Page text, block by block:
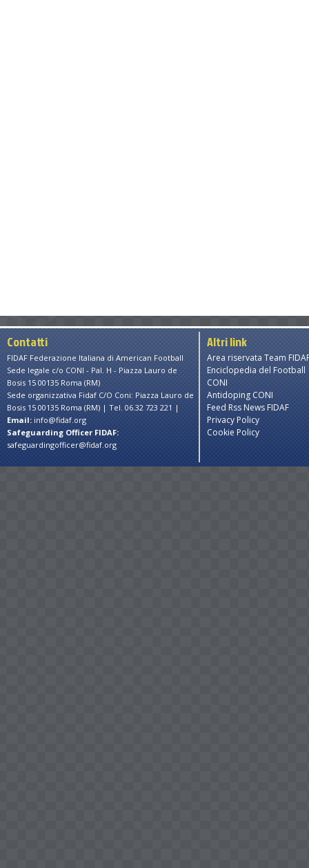
Contatti
FIDAF Federazione Italiana di American Football
Sede legale c/o CONI - Pal. H - Piazza Lauro de
Bosis 15 00135 Roma (RM)
Sede organizzativa Fidaf C/O Coni: Piazza Lauro de
Bosis 15 00135 Roma (RM) | Tel. 06.32 723 221 |
Email: info@fidaf.org
Safeguarding Officer FIDAF:
safeguardingofficer@fidaf.org
Altri link
Area riservata Team
Enciclopedia del Football
CONI
Antidoping CONI
Feed Rss News FIDAF
Privacy Policy
Cookie Policy